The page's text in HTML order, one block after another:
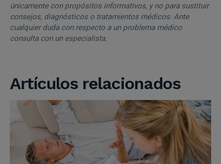
únicamente con propósitos informativos, y no para sustituir
consejos, diagnósticos o tratamientos médicos. Ante
cualquier duda con respecto a un problema médico
consulta con un especialista.
Artículos relacionados